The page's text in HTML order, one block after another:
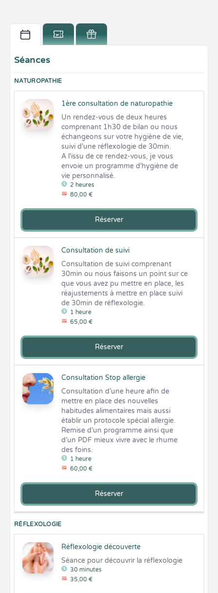
Séances
NATUROPATHIE
1ère consultation de naturopathie
2 heures
80,00 €
Un rendez-vous de deux heures
comprenant 1h30 de bilan ou nous
échangeons sur votre hygiène de vie,
suivi d'une réflexologie de 30min.
A l'issu de ce rendez-vous, je vous
envoie un programme d'hygiène de
vie personnalisé.
Réserver
Consultation de suivi
1 heure
65,00 €
Consultation de suivi comprenant
30min ou nous faisons un point sur ce
que vous avez pu mettre en place, les
réajustements à mettre en place suivi
de 30min de réflexologie.
Réserver
Consultation Stop allergie
1 heure
60,00 €
Consultation d’une heure afin de
mettre en place des nouvelles
habitudes alimentaires mais aussi
établir un protocole spécial allergie.
Remise d’un programme ainsi que
d’un PDF mieux vivre avec le rhume
des foins.
Réserver
RÉFLEXOLOGIE
Réflexologie découverte
30 minutes
35,00 €
Séance pour découvrir la réflexologie